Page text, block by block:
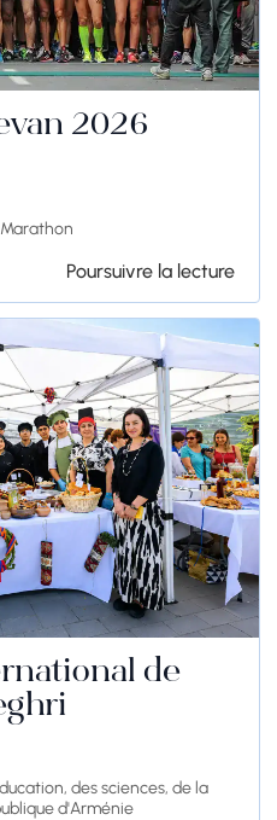
2026
Poursuivre la lecture
de
des sciences, de la
d'Arménie